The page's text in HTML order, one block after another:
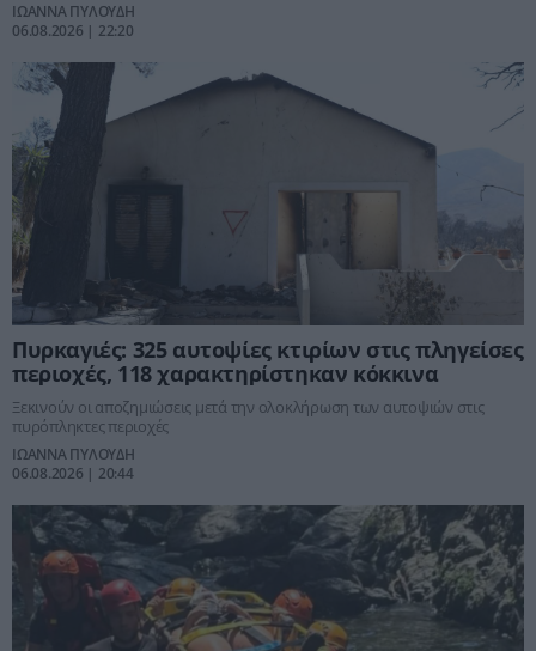
ΙΩΑΝΝΑ ΠΥΛΟΥΔΗ
06.08.2026 | 22:20
Πυρκαγιές: 325 αυτοψίες κτιρίων στις πληγείσες
περιοχές, 118 χαρακτηρίστηκαν κόκκινα
Ξεκινούν οι αποζημιώσεις μετά την ολοκλήρωση των αυτοψιών στις
πυρόπληκτες περιοχές
ΙΩΑΝΝΑ ΠΥΛΟΥΔΗ
06.08.2026 | 20:44